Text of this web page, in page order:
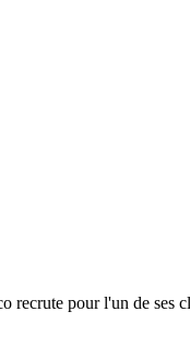
recrute pour l'un de ses